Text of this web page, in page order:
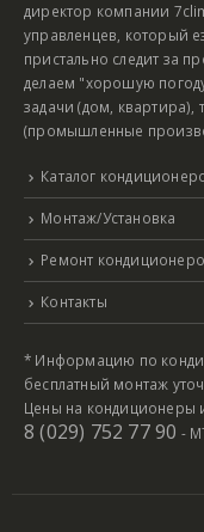
директор компании
управленцев, который
пристально следит за
делаем "хорошую
задачи (дом, квартира),
(промышленные
Каталог
Монтаж/Установка
Ремонт
Контакты
* Информацию по
бесплатный монтаж
Цены на кондиционеры
8 (029) 752 77 90 -